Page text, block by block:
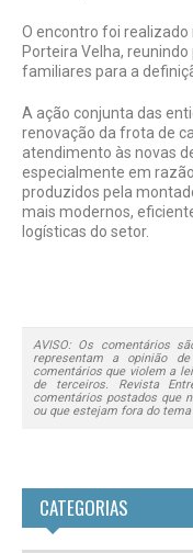
O encontro foi
Porteira Velha,
familiares para a
A ação conjunta das
renovação da frota de
atendimento às novas
especialmente em
produzidos pela
mais modernos,
logísticas do setor.
AVISO: Os comentários
representam a opinião
comentários que violem a
de terceiros. Revista
comentários postados que
ou que estejam fora do
CATEGORIAS